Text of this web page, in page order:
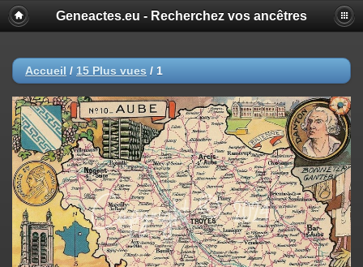
Geneactes.eu - Recherchez vos ancêtres
Accueil / 15 Plus vues / 1